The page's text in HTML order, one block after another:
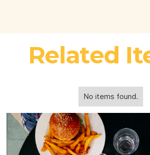
Related
No items found.